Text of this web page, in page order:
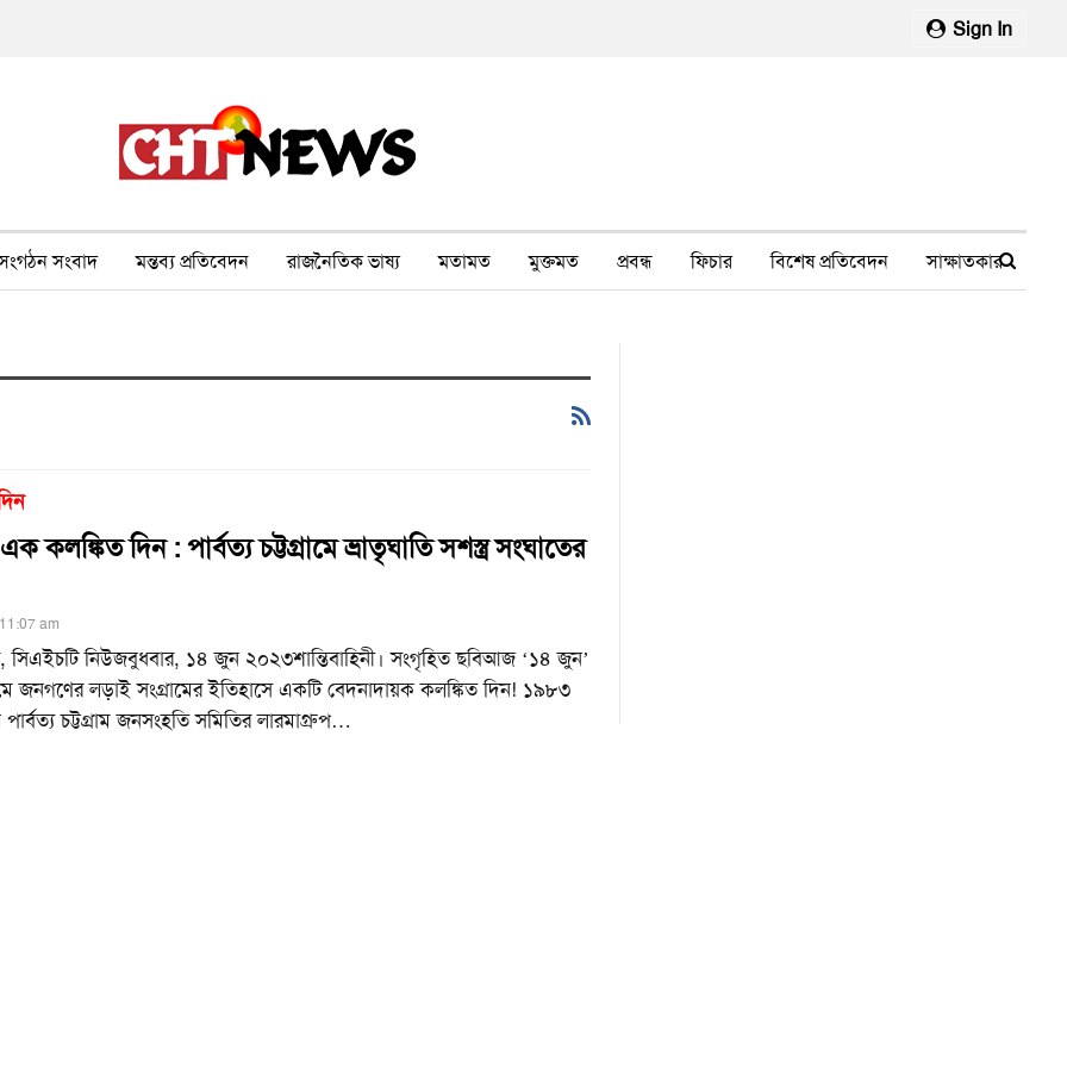
Sign In
সংবাদ মন্তব্য প্রতিবেদন রাজনৈতিক ভাষ্য মতামত মুক্তমত প্রবন্ধ ফিচার বিশেষ প্রতিবেদন সাক্ষাতকার
কলঙ্কিত দিন : পার্বত্য চট্টগ্রামে ভ্রাতৃঘাতি সশস্ত্র সংঘাতের
am
সিএইচটি নিউজবুধবার, ১৪ জুন ২০২৩শান্তিবাহিনী। সংগৃহিত ছবিআজ ‘১৪ জুন’
জনগণের লড়াই সংগ্রামের ইতিহাসে একটি বেদনাদায়ক কলঙ্কিত দিন! ১৯৮৩
চট্টগ্রাম জনসংহতি সমিতির লারমাগ্রুপ…